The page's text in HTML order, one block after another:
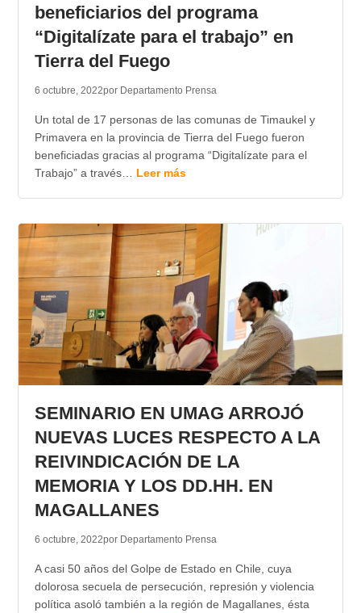
beneficiarios del programa
“Digitalízate para el trabajo” en
Tierra del Fuego
6 octubre, 2022por Departamento Prensa
Un total de 17 personas de las comunas de Timaukel y
Primavera en la provincia de Tierra del Fuego fueron
beneficiadas gracias al programa “Digitalízate para el
Trabajo” a través… Leer más
SEMINARIO EN UMAG ARROJÓ
NUEVAS LUCES RESPECTO A LA
REIVINDICACIÓN DE LA
MEMORIA Y LOS DD.HH. EN
MAGALLANES
6 octubre, 2022por Departamento Prensa
A casi 50 años del Golpe de Estado en Chile, cuya
dolorosa secuela de persecución, represión y violencia
política asoló también a la región de Magallanes, ésta